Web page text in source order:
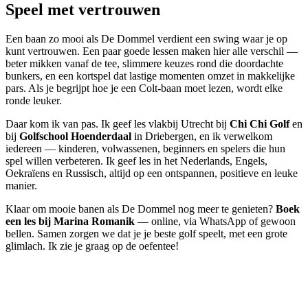
Speel met vertrouwen
Een baan zo mooi als De Dommel verdient een swing waar je op
kunt vertrouwen. Een paar goede lessen maken hier alle verschil —
beter mikken vanaf de tee, slimmere keuzes rond die doordachte
bunkers, en een kortspel dat lastige momenten omzet in makkelijke
pars. Als je begrijpt hoe je een Colt-baan moet lezen, wordt elke
ronde leuker.
Daar kom ik van pas. Ik geef les vlakbij Utrecht bij Chi Chi Golfen
bij Golfschool Hoenderdaal in Driebergen, en ik verwelkom
iedereen — kinderen, volwassenen, beginners en spelers die hun
spel willen verbeteren. Ik geef les in het Nederlands, Engels,
Oekraïens en Russisch, altijd op een ontspannen, positieve en leuke
manier.
Klaar om mooie banen als De Dommel nog meer te genieten? Boek
een les bij Marina Romanik — online, via WhatsApp of gewoon
bellen. Samen zorgen we dat je je beste golf speelt, met een grote
glimlach. Ik zie je graag op de oefentee!